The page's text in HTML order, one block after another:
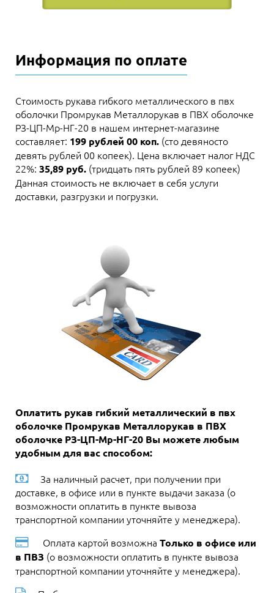
Информация по оплате
Стоимость рукава гибкого металлического в пвх
оболочки Промрукав Металлорукав в ПВХ оболочке
РЗ-ЦП-Мр-НГ-20 в нашем интернет-магазине
составляет: 199 рублей 00 коп. (сто девяносто
девять рублей 00 копеек). Цена включает налог НДС
22%: 35,89 руб. (тридцать пять рублей 89 копеек)
Данная стоимость не включает в себя услуги
доставки, разгрузки и погрузки.
Оплатить рукав гибкий металлический в пвх
оболочке Промрукав Металлорукав в ПВХ
оболочке РЗ-ЦП-Мр-НГ-20 Вы можете любым
удобным для вас способом:
За наличный расчет, при получении при
доставке, в офисе или в пункте выдачи заказа (о
возможности оплатить в пункте вывоза
транспортной компании уточняйте у менеджера).
Оплата картой возможна Только в офисе или
в ПВЗ (о возможности оплатить в пункте вывоза
транспортной компании уточняйте у менеджера).